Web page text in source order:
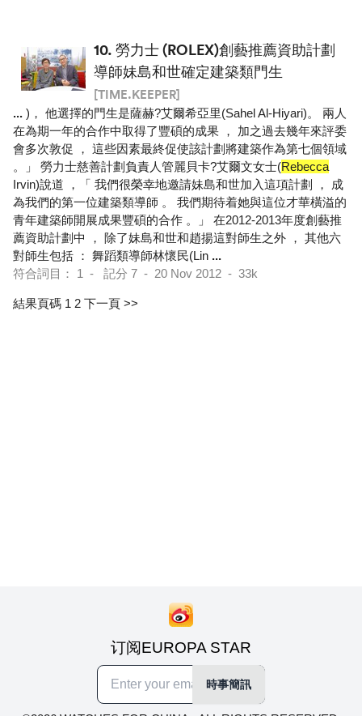
10. 勞力士 (ROLEX)創藝推薦資助計劃
導師妹島和世確定建築類門生
[TIME.KEEPER]
... )， 他選擇的門生是薩赫?艾爾希亞里(Sahel Al-Hiyari)。 兩人
在為期一年的合作中取得了豐碩的成果 ， 加之過去幾年來評委
會多次敦促 ， 這些因素最終促使該計劃將建築作為第七個領域
。」 勞力士慈善計劃負責人管麗貝卡?艾爾文女士(Rebecca
Irvin)說道 ，「 我們很榮幸地邀請妹島和世加入這項計劃 ， 成
為我們的第一位建築類導師 。 我們期待着她與這位才華橫溢的
青年建築師開展成果豐碩的合作 。」 在2012-2013年度創藝推
薦資助計劃中 ， 除了妹島和世和趙揚這對師生之外 ， 其他六
對師生包括 ： 舞蹈類導師林懷民(Lin ...
符合詞目： 1 - 記分 7 - 20 Nov 2012 - 33k
結果頁碼 1 2 下一頁 >>
订阅EUROPA STAR
時事簡訊